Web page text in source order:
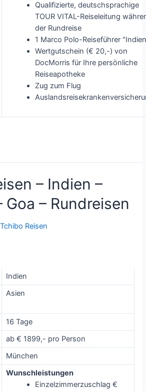
Qualifizierte, deutschsprachige
TOUR VITAL-Reiseleitung
der Rundreise
1 Marco Polo-Reiseführer
Wertgutschein (€ 20,-) von
DocMorris für Ihre persönliche
Reiseapotheke
Zug zum Flug
– Indien –
Goa – Rundreisen
Tchibo Reisen
Indien
Asien
16 Tage
ab € 1899,- pro Person
München
Wunschleistungen
Einzelzimmerzuschlag €